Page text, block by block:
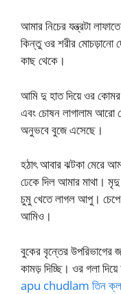
আমার নিচের যন্ত্রটা
কিন্তু ওর শরীর মোচড়ানো
কাছ থেকে।
আমি দু হাত দিয়ে ওর
এবং চোষন লাগালাম
অনুভবে বুজে এসেছে।
হঠাৎ আবার ঝটকা মেরে
ঢেকে দিল আমার মাথা।
চুমু খেতে লাগল আপু। চেপে
আমিও।
বুকের বৃন্তের উপরিভাগের
কামড় দিচ্ছি। ওর গলা
apu chudlam তিন